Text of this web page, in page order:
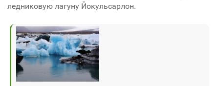
ледниковую лагуну Йокульсарлон.